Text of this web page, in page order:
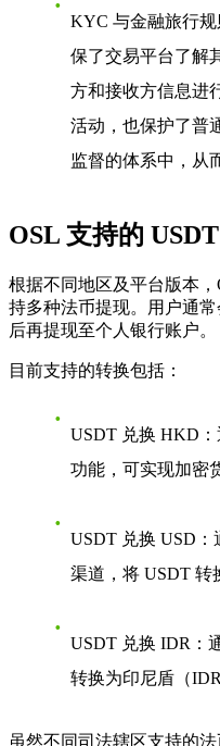
KYC 与金融旅行规
保了交易平台了解
方和接收方信息进
活动，也保护了普
监督的体系中，从
OSL 支持的
根据不同地区及平台版本
持多种法币提现。用户通
后再提现至个人银行账户。
目前支持的转换包括：
USDT 兑换 HKD
功能，可实现加密
USDT 兑换 USD
渠道，将 USDT 转
USDT 兑换 IDR ：
转换为印尼盾（
虽然不同司法辖区支持的